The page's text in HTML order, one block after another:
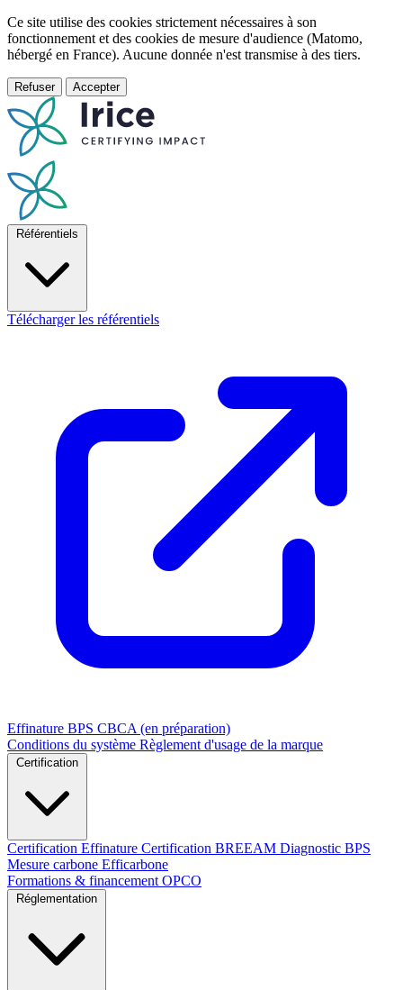
Ce site utilise des cookies strictement nécessaires à son
fonctionnement et des cookies de mesure d'audience (Matomo,
hébergé en France). Aucune donnée n'est transmise à des tiers.
Refuser Accepter
Référentiels
Télécharger les référentiels
Effinature BPS CBCA (en préparation)
Conditions du système Règlement d'usage de la marque
Certification
Certification Effinature Certification BREEAM Diagnostic BPS
Mesure carbone Efficarbone
Formations & financement OPCO
Réglementation